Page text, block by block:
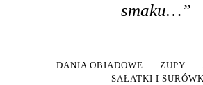
smaku…”
DANIA OBIADOWE ZUPY
SAŁATKI I